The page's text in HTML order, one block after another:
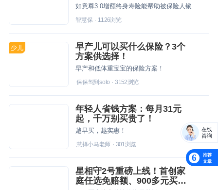
智慧保· 1126浏览
少儿
早产儿可以买什么保险？3个
方案供选择！
早产和低体重宝宝的保险方案！
保保驾到solo · 3152浏览
年轻人省钱方案：每月31元
起，千万别买贵了！
越早买，越实惠！
慧择小马老师· 301 浏览
星相守2号重磅上线！首创家
庭任选免赔额、900多元买中
6
推荐
文章
在线
咨询